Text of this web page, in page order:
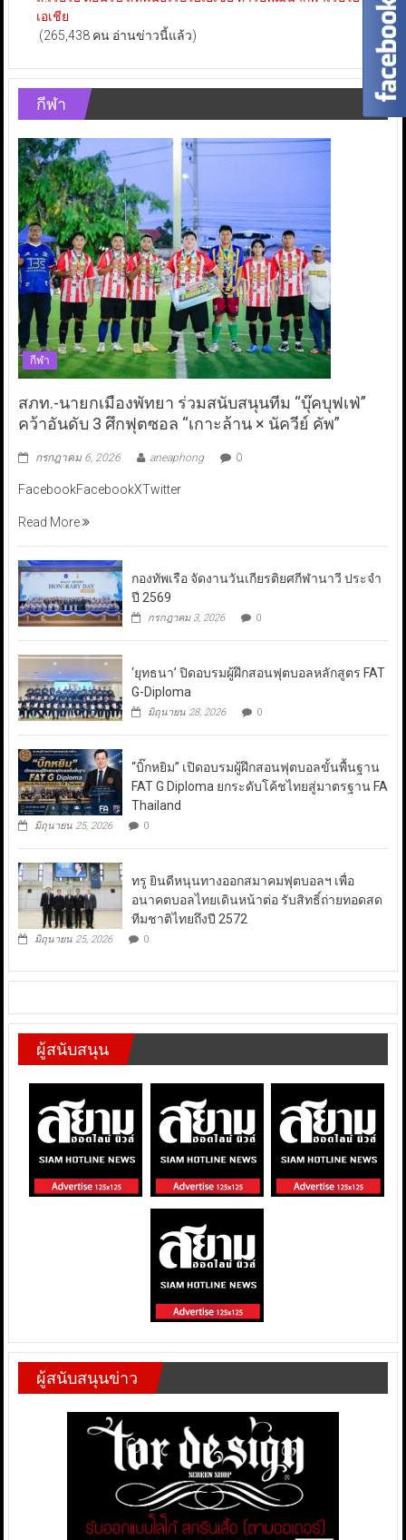
เอเชีย
(265,438 คน อ่านข่าวนี้แล้ว)
กีฬา
กีฬา
สภท.-นายกเมืองพัทยา ร่วมสนับสนุนทีม “บุ๊คบุฟเฟ่”
คว้าอันดับ 3 ศึกฟุตซอล “เกาะล้าน × นัควีย์ คัพ”
กรกฎาคม 6, 2026 aneaphong 0
FacebookFacebookXTwitter
Read More
กองทัพเรือ จัดงานวันเกียรติยศกีฬานาวี ประจำ
ปี 2569
กรกฎาคม 3, 2026 0
‘ยุทธนา’ ปิดอบรมผู้ฝึกสอนฟุตบอลหลักสูตร FAT
G-Diploma
มิถุนายน 28, 2026 0
“บิ๊กหยิม” เปิดอบรมผู้ฝึกสอนฟุตบอลขั้นพื้นฐาน
FAT G Diploma ยกระดับโค้ชไทยสู่มาตรฐาน FA
Thailand
มิถุนายน 25, 2026 0
ทรู ยินดีหนุนทางออกสมาคมฟุตบอลฯ เพื่อ
อนาคตบอลไทยเดินหน้าต่อ รับสิทธิ์ถ่ายทอดสด
ทีมชาติไทยถึงปี 2572
มิถุนายน 25, 2026 0
ผู้สนับสนุน
ผู้สนับสนุนข่าว